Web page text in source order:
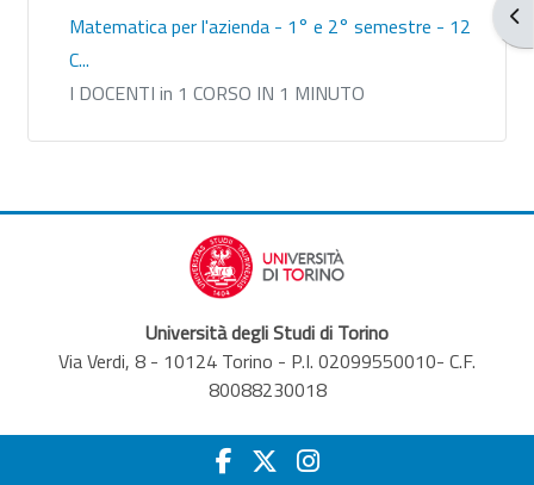
Matematica per l'azienda - 1° e 2° semestre - 12
C...
I DOCENTI in 1 CORSO IN 1 MINUTO
Università degli Studi di Torino
Via Verdi, 8 - 10124 Torino - P.I. 02099550010- C.F.
80088230018